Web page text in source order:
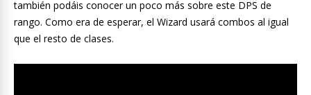
también podáis conocer un poco más sobre este DPS de
rango. Como era de esperar, el Wizard usará combos al igual
que el resto de clases.